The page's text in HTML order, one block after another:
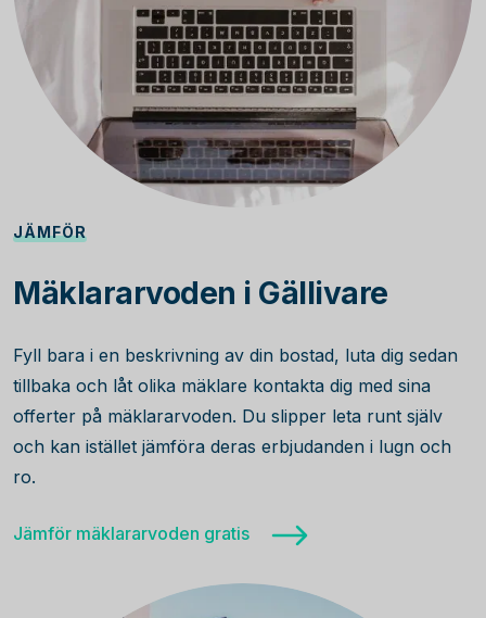
JÄMFÖR
Mäklararvoden i Gällivare
Fyll bara i en beskrivning av din bostad, luta dig sedan
tillbaka och låt olika mäklare kontakta dig med sina
offerter på mäklararvoden. Du slipper leta runt själv
och kan istället jämföra deras erbjudanden i lugn och
ro.
Jämför mäklararvoden gratis